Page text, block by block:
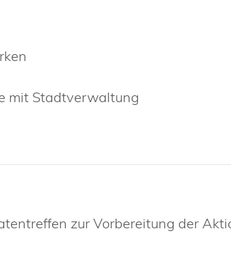
mit Stadtverwaltung
zur Vorbereitung der